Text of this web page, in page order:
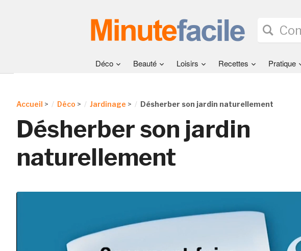
Déco Beauté Loisirs Recettes Pratique
Accueil > Déco > Jardinage > Désherber son jardin naturellement
Désherber son jardin
naturellement